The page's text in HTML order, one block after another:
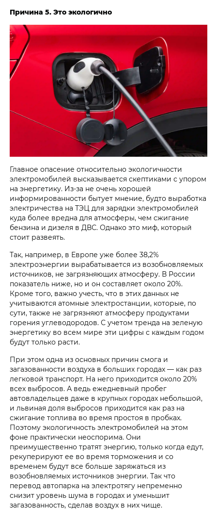
Причина 5. Это экологично
Главное опасение относительно экологичности
электромобилей высказывается скептиками с упором
на энергетику. Из-за не очень хорошей
информированности бытует мнение, будто выработка
электричества на ТЭЦ для зарядки электромобилей
куда более вредна для атмосферы, чем сжигание
бензина и дизеля в ДВС. Однако это миф, который
стоит развеять.
Так, например, в Европе уже более 38,2%
электроэнергии вырабатывается из возобновляемых
источников, не загрязняющих атмосферу. В России
показатель ниже, но и он составляет около 20%.
Кроме того, важно учесть, что в этих данных не
учитываются атомные электростанции, которые, по
сути, также не загрязняют атмосферу продуктами
горения углеводородов. С учетом тренда на зеленую
энергетику во всем мире эти цифры с каждым годом
будут только расти.
При этом одна из основных причин смога и
загазованности воздуха в больших городах — как раз
легковой транспорт. На него приходится около 20%
всех выбросов. А ведь ежедневный пробег
автовладельцев даже в крупных городах небольшой,
и львиная доля выбросов приходится как раз на
сжигание топлива во время простоя в пробках.
Поэтому экологичность электромобилей на этом
фоне практически неоспорима. Они
преимущественно тратят энергию, только когда едут,
рекуперируют ее во время торможения и со
временем будут все больше заряжаться из
возобновляемых источников энергии. Так что
перевод автопарка на электротягу непременно
снизит уровень шума в городах и уменьшит
загазованность, сделав воздух в них чище.